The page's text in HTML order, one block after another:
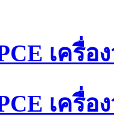
เครื่
เครื่